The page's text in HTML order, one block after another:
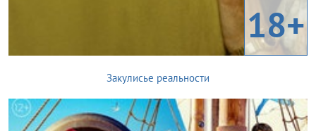
18+
Закулисье реальности